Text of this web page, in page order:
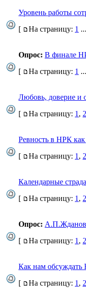
Уровень работы
[
На страницу: 1 ...
Опрос: В финале
[
На страницу: 1 ...
Любовь, доверие и
[
На страницу: 1 , 2
Ревность в НРК
[
На страницу: 1 , 2
Календарные
[
На страницу: 1 , 2
Опрос:
[
На страницу: 1 , 2
Как нам
[
На страницу: 1 , 2